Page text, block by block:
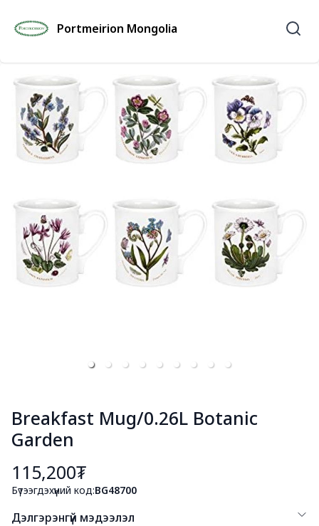
Portmeirion Mongolia
Breakfast Mug/0.26L Botanic
Garden
115,200₮
Бүтээгдэхүүний код:BG48700
Дэлгэрэнгүй мэдээлэл